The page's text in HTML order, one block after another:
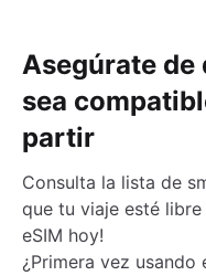
Asegúrate
sea
partir
Consulta la lista de
que tu viaje esté libre
eSIM hoy!
¿Primera vez usando